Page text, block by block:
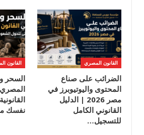
القانون المصري
الضرائب على صناع
المحتوى واليوتيوبرز في
مصر 2026 | الدليل
القانوني الكامل
للتسجيل…
القانون
السحر
نفسك